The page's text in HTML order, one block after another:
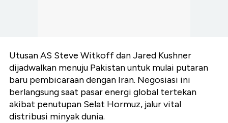
Utusan AS Steve Witkoff dan Jared Kushner
dijadwalkan menuju Pakistan untuk mulai putaran
baru pembicaraan dengan Iran. Negosiasi ini
berlangsung saat pasar energi global tertekan
akibat penutupan Selat Hormuz, jalur vital
distribusi minyak dunia.